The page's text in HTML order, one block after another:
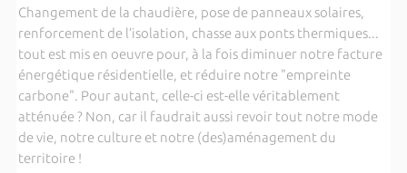
Changement de la chaudière, pose de panneaux solaires,
renforcement de l’isolation, chasse aux ponts thermiques...
tout est mis en oeuvre pour, à la fois diminuer notre facture
énergétique résidentielle, et réduire notre "empreinte
carbone". Pour autant, celle-ci est-elle véritablement
atténuée ? Non, car il faudrait aussi revoir tout notre mode
de vie, notre culture et notre (des)aménagement du
territoire !